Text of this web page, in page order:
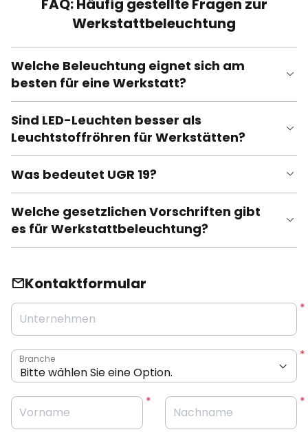
FAQ: Häufig gestellte Fragen zur
Werkstattbeleuchtung
Welche Beleuchtung eignet sich am
besten für eine Werkstatt?
Sind LED-Leuchten besser als
Leuchtstoffröhren für Werkstätten?
Was bedeutet UGR 19?
Welche gesetzlichen Vorschriften gibt
es für Werkstattbeleuchtung?
Kontaktformular
Unternehmen
Branche
Vorname Nachname